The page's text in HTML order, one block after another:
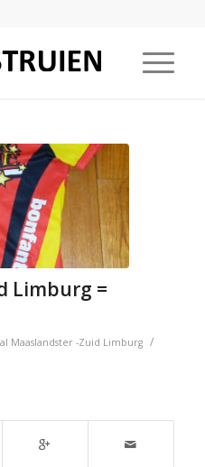
Limburg =
Maaslandster -Zuid Limburg /